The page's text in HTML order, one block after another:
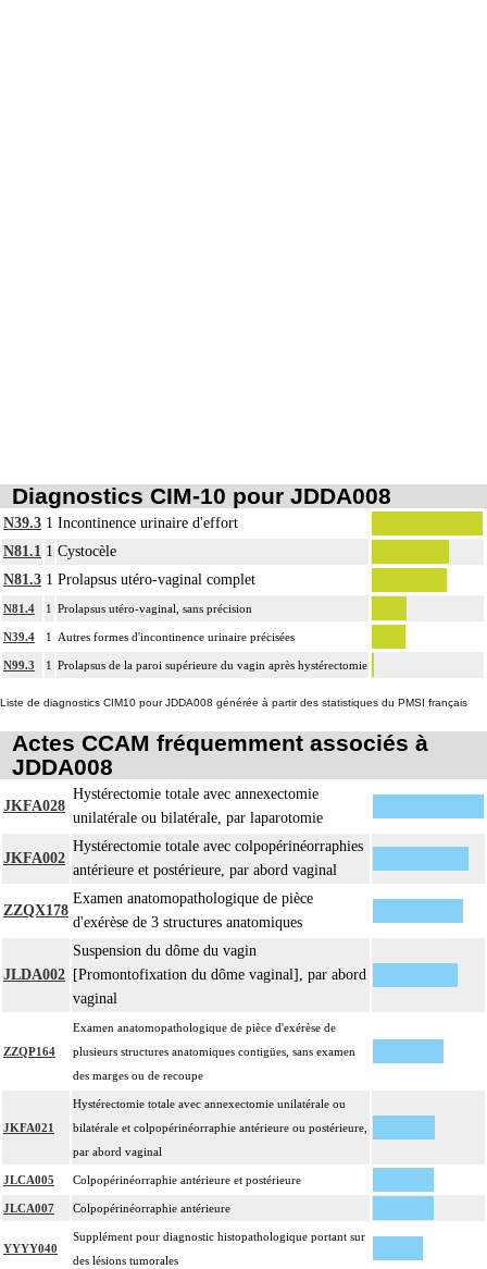
Diagnostics CIM-10 pour JDDA008
N39.3 1 Incontinence urinaire d'effort
N81.1 1 Cystocèle
N81.3 1 Prolapsus utéro-vaginal complet
N81.4 1 Prolapsus utéro-vaginal, sans précision
N39.4 1 Autres formes d'incontinence urinaire précisées
N99.3 1 Prolapsus de la paroi supérieure du vagin après hystérectomie
Liste de diagnostics CIM10 pour JDDA008 générée à partir des statistiques du PMSI français
Actes CCAM fréquemment associés à
JDDA008
JKFA028
Hystérectomie totale avec annexectomie
unilatérale ou bilatérale, par laparotomie
JKFA002
Hystérectomie totale avec colpopérinéorraphies
antérieure et postérieure, par abord vaginal
ZZQX178
Examen anatomopathologique de pièce
d'exérèse de 3 structures anatomiques
JLDA002
Suspension du dôme du vagin
[Promontofixation du dôme vaginal], par abord
vaginal
ZZQP164
Examen anatomopathologique de pièce d'exérèse de
plusieurs structures anatomiques contigües, sans examen
des marges ou de recoupe
JKFA021
Hystérectomie totale avec annexectomie unilatérale ou
bilatérale et colpopérinéorraphie antérieure ou postérieure,
par abord vaginal
JLCA005 Colpopérinéorraphie antérieure et postérieure
JLCA007 Colpopérinéorraphie antérieure
YYYY040
Supplément pour diagnostic histopathologique portant sur
des lésions tumorales